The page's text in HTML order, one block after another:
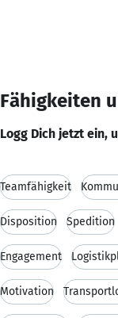
Fähigkeiten
Logg Dich jetzt ein,
Teamfähigkeit
Disposition Spedition
Engagement
Motivation